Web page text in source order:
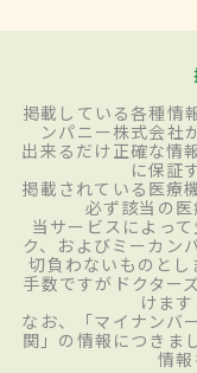
掲載している各種情
ンパニー株式会社
出来るだけ正確な情
に保証
掲載されている医療
必ず該当の医
当サービスによっ
ク、およびミーカン
切負わないものと
手数ですがドクター
けま
なお、「マイナンバ
関」の情報につきま
情報